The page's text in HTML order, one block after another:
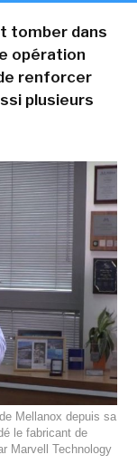
tomber dans
opération
renforcer
plusieurs
Mellanox depuis sa
le fabricant de
Marvell Technology